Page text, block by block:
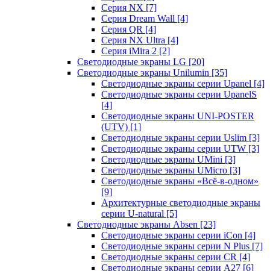
Серия NX [7]
Серия Dream Wall [4]
Серия QR [4]
Серия NX Ultra [4]
Серия iMira 2 [2]
Светодиодные экраны LG [20]
Светодиодные экраны Unilumin [35]
Светодиодные экраны серии Upanel [4]
Светодиодные экраны серии UpanelS
[4]
Светодиодные экраны UNI-POSTER
(UTV) [1]
Светодиодные экраны серии Uslim [3]
Светодиодные экраны серии UTW [3]
Светодиодные экраны UMini [3]
Светодиодные экраны UMicro [3]
Светодиодные экраны «Всё-в-одном»
[9]
Архитектурные светодиодные экраны
серии U-natural [5]
Светодиодные экраны Absen [23]
Светодиодные экраны серии iCon [4]
Светодиодные экраны серии N Plus [7]
Светодиодные экраны серии CR [4]
Светодиодные экраны серии А27 [6]